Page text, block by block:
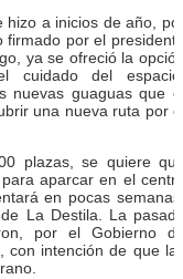
hizo a inicios de año,
firmado por el
ya se ofreció la
cuidado del
nuevas guaguas que
una nueva ruta por
plazas, se quiere
aparcar en el
en pocas
La Destila. La
por el Gobierno
con intención de que